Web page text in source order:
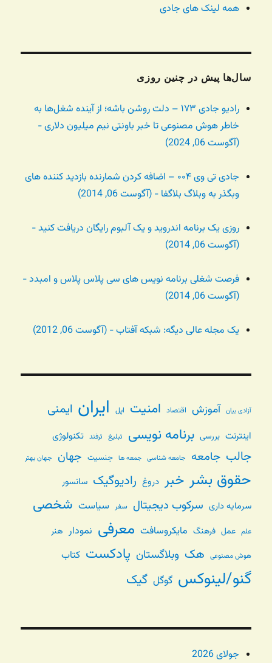
همه لینک های جادی
سال‌ها پیش در چنین روزی
رادیو جادی ۱۷۳ – دلت روشن باشه؛ از آینده شغل‌ها به
خاطر هوش مصنوعی تا خبر باونتی نیم میلیون دلاری -
(آگوست 06, 2024)
جادی تی وی ۰۰۴ – اضافه کردن شمارنده بازدید کننده های
وبگذر به وبلاگ بلاگفا - (آگوست 06, 2014)
روزی یک برنامه اندروید و یک آلبوم رایگان دریافت کنید -
(آگوست 06, 2014)
فرصت شغلی برنامه نویس های سی پلاس پلاس و امبدد -
(آگوست 06, 2014)
یک مجله عالی دیگه: شبکه آفتاب - (آگوست 06, 2012)
آزادی بیان آموزش اقتصاد امنیت اپل ایران ایمنی
اینترنت بررسی برنامه نویسی تبلیغ ترفند تکنولوژی
جالب جامعه جامعه شناسی جمعه ها جنسیت جهان جهان بهتر
حقوق بشر خبر دروغ رادیوگیک سانسور
سرمایه داری سرکوب دیجیتال سفر سیاست شخصی
علم عمل فرهنگ مایکروسافت معرفی نمودار هنر
هوش مصنوعی هک وبلاگستان پادکست کتاب
گنو/لینوکس گوگل گیک
جولای 2026